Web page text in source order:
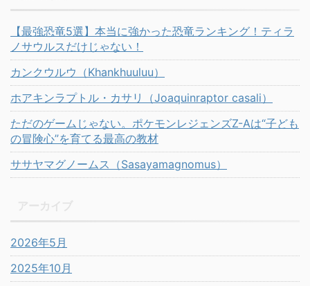
【最強恐竜5選】本当に強かった恐竜ランキング！ティラ
ノサウルスだけじゃない！
カンクウルウ（Khankhuuluu）
ホアキンラプトル・カサリ（Joaquinraptor casali）
ただのゲームじゃない。ポケモンレジェンズZ-Aは“子ども
の冒険心”を育てる最高の教材
ササヤマグノームス（Sasayamagnomus）
2026年5月
2025年10月